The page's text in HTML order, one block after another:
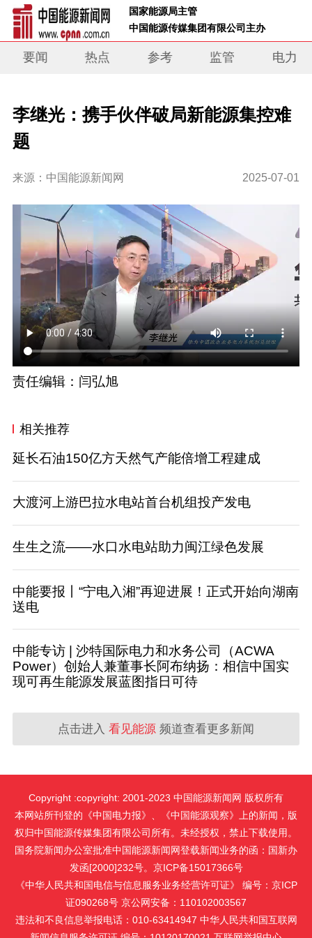
国家能源局主管
中国能源传媒集团有限公司主办
要闻 热点 参考 监管 电力
李继光：携手伙伴破局新能源集控难
题
来源：中国能源新闻网 2025-07-01
责任编辑：闫弘旭
相关推荐
延长石油150亿方天然气产能倍增工程建成
大渡河上游巴拉水电站首台机组投产发电
生生之流——水口水电站助力闽江绿色发展
中能要报丨“宁电入湘”再迎进展！正式开始向湖南
送电
中能专访 | 沙特国际电力和水务公司（ACWA
Power）创始人兼董事长阿布纳扬：相信中国实
现可再生能源发展蓝图指日可待
点击进入 看见能源 频道查看更多新闻
Copyright :copyright: 2001-2023 中国能源新闻网 版权所有
本网站所刊登的《中国电力报》、《中国能源观察》上的新闻，版
权归中国能源传媒集团有限公司所有。未经授权，禁止下载使用。
国务院新闻办公室批准中国能源新闻网登载新闻业务的函：国新办
发函[2000]232号。京ICP备15017366号
《中华人民共和国电信与信息服务业务经营许可证》 编号：京ICP
证090268号 京公网安备：110102003567
违法和不良信息举报电话：010-63414947 中华人民共和国互联网